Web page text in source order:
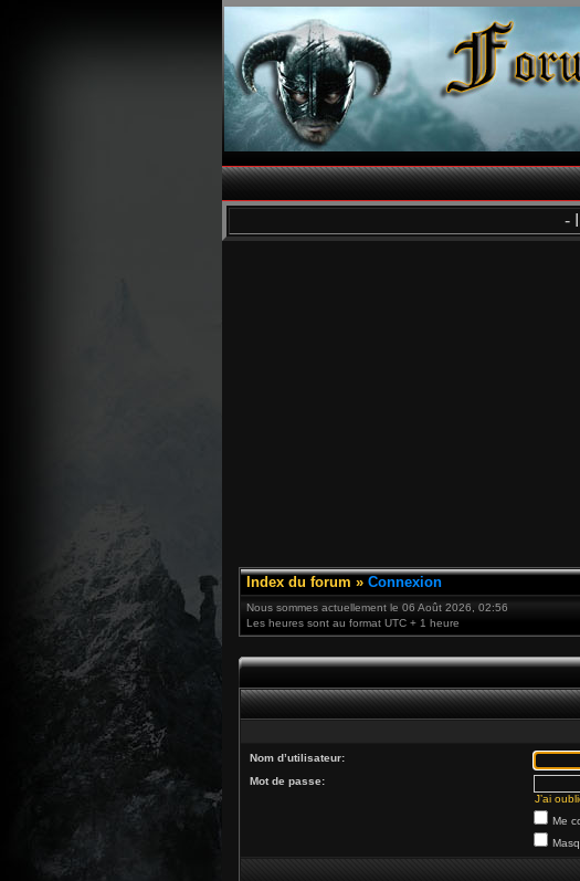
-
Index du forum » Connexion
Nous sommes actuellement le 06 Août 2026, 02:56
Les heures sont au format UTC + 1 heure
Nom d’utilisateur:
Mot de passe:
J’ai
Me